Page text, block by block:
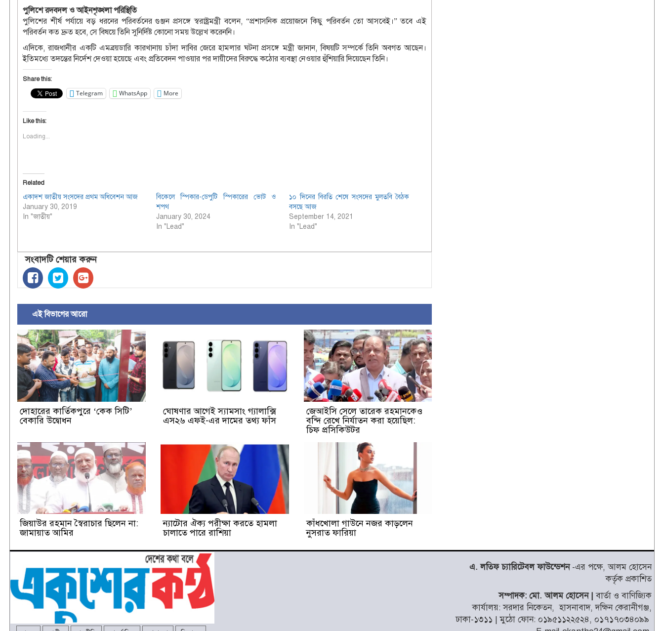
পুলিশে রদবদল ও আইনশৃঙ্খলা পরিস্থিতি
পুলিশের শীর্ষ পর্যায়ে বড় ধরনের পরিবর্তনের গুঞ্জন প্রসঙ্গে স্বরাষ্ট্রমন্ত্রী বলেন, “প্রশাসনিক প্রয়োজনে কিছু পরিবর্তন তো আসবেই।” তবে এই
পরিবর্তন কত দ্রুত হবে, সে বিষয়ে তিনি সুনির্দিষ্ট কোনো সময় উল্লেখ করেননি।
এদিকে, রাজধানীর একটি এমব্রয়ডারি কারখানায় চাঁদা দাবির জেরে হামলার ঘটনা প্রসঙ্গে মন্ত্রী জানান, বিষয়টি সম্পর্কে তিনি অবগত আছেন।
ইতিমধ্যে তদন্তের নির্দেশ দেওয়া হয়েছে এবং প্রতিবেদন পাওয়ার পর দায়ীদের বিরুদ্ধে কঠোর ব্যবস্থা নেওয়ার হুঁশিয়ারি দিয়েছেন তিনি।
Share this:
Telegram WhatsApp More
Like this:
Loading...
Related
একাদশ জাতীয় সংসদের প্রথম অধিবেশন আজ
January 30, 2019
In "জাতীয়"
বিকেলে স্পিকার-ডেপুটি স্পিকারের ভোট ও
শপথ
January 30, 2024
In "Lead"
১০ দিনের বিরতি শেষে সংসদের মুলতবি বৈঠক
বসছে আজ
September 14, 2021
In "Lead"
সংবাদটি শেয়ার করুন
এই বিভাগের আরো
দোহারের কার্তিকপুরে ‘কেক সিটি’
বেকারি উদ্বোধন
ঘোষণার আগেই স্যামসাং গ্যালাক্সি
এস২৬ এফই-এর দামের তথ্য ফাঁস
জেআইসি সেলে তারেক রহমানকেও
বন্দি রেখে নির্যাতন করা হয়েছিল:
চিফ প্রসিকিউটর
জিয়াউর রহমান স্বৈরাচার ছিলেন না:
জামায়াত আমির
ন্যাটোর ঐক্য পরীক্ষা করতে হামলা
চালাতে পারে রাশিয়া
কাঁধখোলা গাউনে নজর কাড়লেন
নুসরাত ফারিয়া
এ. লতিফ চ্যারিটেবল ফাউন্ডেশন-এর পক্ষে, আলম হোসেন
কর্তৃক প্রকাশিত
সম্পাদক: মো. আলম হোসেন |বার্তা ও বাণিজ্যিক
কার্যালয়: সরদার নিকেতন, হাসনাবাদ, দক্ষিন কেরানীগঞ্জ,
ঢাকা-১৩১১ | মুঠো ফোন: ০১৯৫১১২২৫২৪, ০১৭১৭০৩৪০৯৯